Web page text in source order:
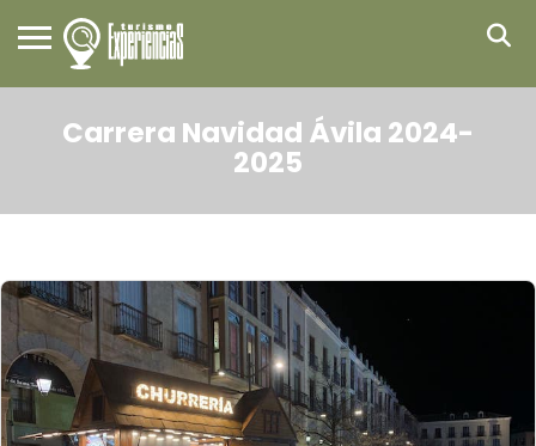
Carrera Navidad Ávila 2024-
2025